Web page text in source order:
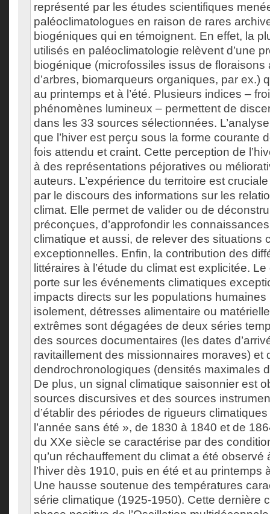
représenté par les études scientifiques
paléoclimatologues en raison de rares
biogéniques qui en témoignent. En effet, la
utilisés en paléoclimatologie relèvent d’une
biogénique (microfossiles issus de floraisons
d’arbres, biomarqueurs organiques, par ex.)
au printemps et à l’été. Plusieurs indices –
phénomènes lumineux – permettent de
dans les 33 sources sélectionnées.
que l’hiver est perçu sous la forme courante
fois attendu et craint. Cette perception de
à des représentations péjoratives ou
auteurs. L’expérience du territoire est
par le discours des informations sur les
climat. Elle permet de valider ou de
préconçues, d’approfondir les
climatique et aussi, de relever des situations
exceptionnelles. Enfin, la contribution des
littéraires à l’étude du climat est explicitée.
porte sur les événements climatiques
impacts directs sur les populations
isolement, détresses alimentaire ou
extrêmes sont dégagées de deux séries
des sources documentaires (les dates
ravitaillement des missionnaires moraves) et
dendrochronologiques (densités maximales
De plus, un signal climatique saisonnier est
sources discursives et des sources
d’établir des périodes de rigueurs
l’année sans été », de 1830 à 1840 et de
du XXe siècle se caractérise par des
qu’un réchauffement du climat a été observé
l’hiver dès 1910, puis en été et au printemps
Une hausse soutenue des températures
série climatique (1925-1950). Cette dernière